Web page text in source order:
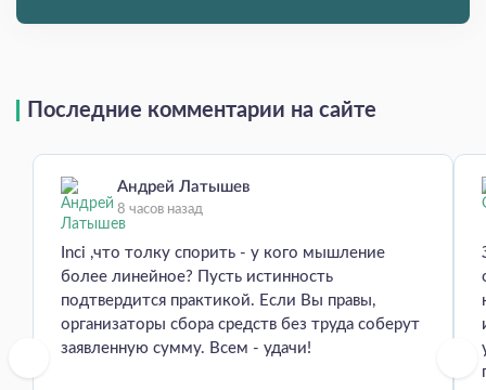
Последние комментарии на сайте
Андрей Латышев
8 часов назад
Inci ,что толку спорить - у кого мышление
более линейное? Пусть истинность
подтвердится практикой. Если Вы правы,
организаторы сбора средств без труда соберут
заявленную сумму. Всем - удачи!